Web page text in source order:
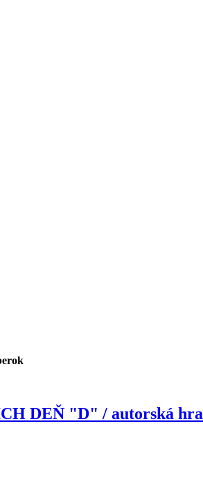
DEŇ "D" / autorská hra